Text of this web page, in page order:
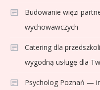
Budowanie więzi
wychowawczych
Catering dla
wygodną usługę dla
Psycholog Poznań —